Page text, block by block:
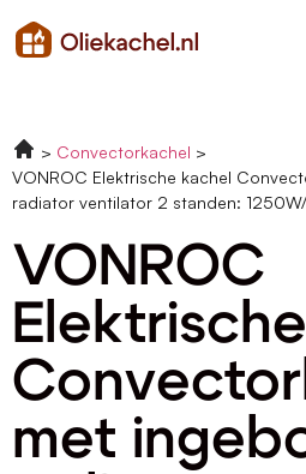
Convectorkachel
VONROC Elektrische kachel
radiator ventilator 2 standen:
VONROC
met